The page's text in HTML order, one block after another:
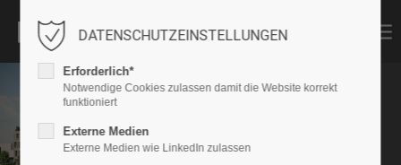
Essen
DATENSCHUTZEINSTELLUNGEN
Erforderlich*
Notwendige Cookies zulassen damit die Website korrekt
funktioniert
Externe Medien
Externe Medien wie LinkedIn zulassen